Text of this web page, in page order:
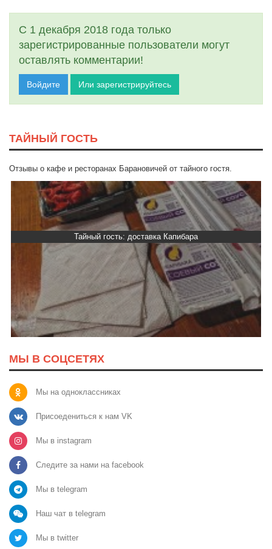
С 1 декабря 2018 года только
зарегистрированные пользователи могут
оставлять комментарии!
Войдите Или зарегистрируйтесь
ТАЙНЫЙ ГОСТЬ
Отзывы о кафе и ресторанах Барановичей от тайного гостя.
Тайный гость: доставка Капибара
МЫ В СОЦСЕТЯХ
Мы на одноклассниках
Присоедениться к нам VK
Мы в instagram
Следите за нами на facebook
Мы в telegram
Наш чат в telegram
Мы в twitter